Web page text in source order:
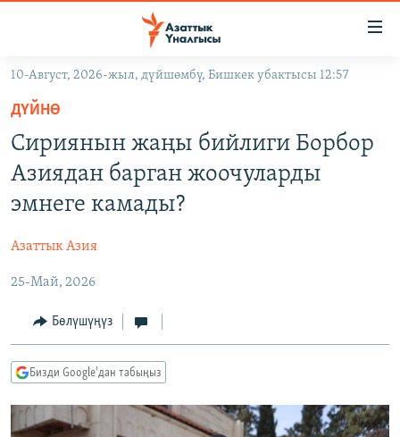
Навигацияга
өтүңүз
Издөөгө
салыңыз
ЖАҢЫЛЫКТАР
КЫРГЫЗСТАН
ДҮЙНӨ
ТВ ПРОГРАММАЛАР
БҮГҮН АЗАТТЫКТА
ЭКСПЕРТТЕР ТАЛДАЙТ
ДАНИСТЕ
ЭЖЕ-СИҢДИЛЕР
ПОДКАСТ
ӨЗГӨЧӨ ПИКИР
Русский
ОНЛАЙН ШЕРИНЕ
10-Август, 2026-жыл, дүйшөмбү, Бишкек убактысы 12:57
ДҮЙНӨ
Сириянын жаңы бийлиги Борбор
Азиядан барган жоочуларды
эмнеге камады?
Азаттык Азия
25-Май, 2026
Бөлүшүңүз
Бизди Google'дан табыңыз